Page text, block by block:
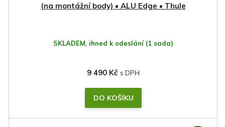
(na montážní body) • ALU Edge • Thule
SKLADEM, ihned k odeslání (1 sada)
9 490 Kč
DO KOŠÍKU